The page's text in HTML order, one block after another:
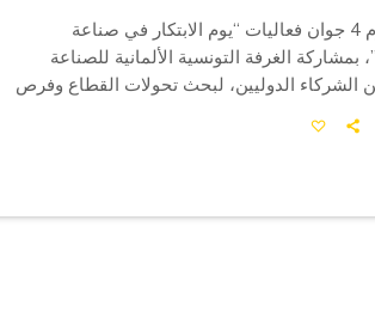
تحتضن تونس يوم 4 جوان فعاليات “يوم الابتكار في صناعة
السيارات 2026”، بمشاركة الغرفة التونسية الألمانية للصناعة
الشركاء الدوليين، لبحث تحولات القطاع وفرص
التنقل، إضافة إلى عرض مشاريع في السيارات